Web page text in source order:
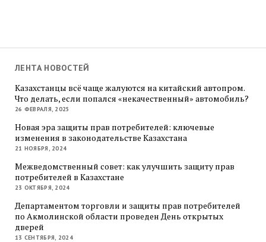
ЛЕНТА НОВОСТЕЙ
Казахстанцы всё чаще жалуются на китайский автопром.
Что делать, если попался «некачественный» автомобиль?
26 ФЕВРАЛЯ, 2025
Новая эра защиты прав потребителей: ключевые
изменения в законодательстве Казахстана
21 НОЯБРЯ, 2024
Межведомственный совет: как улучшить защиту прав
потребителей в Казахстане
23 ОКТЯБРЯ, 2024
Департаментом торговли и защиты прав потребителей
по Акмолинской области проведен День открытых
дверей
13 СЕНТЯБРЯ, 2024